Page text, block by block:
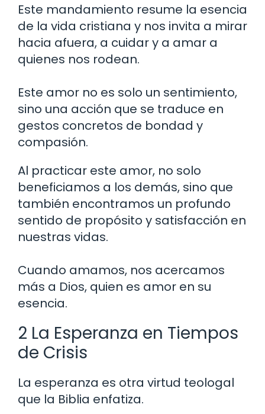
Este mandamiento resume la esencia
de la vida cristiana y nos invita a mirar
hacia afuera, a cuidar y a amar a
quienes nos rodean.
Este amor no es solo un sentimiento,
sino una acción que se traduce en
gestos concretos de bondad y
compasión.
Al practicar este amor, no solo
beneficiamos a los demás, sino que
también encontramos un profundo
sentido de propósito y satisfacción en
nuestras vidas.
Cuando amamos, nos acercamos
más a Dios, quien es amor en su
esencia.
2 La Esperanza en Tiempos
de Crisis
La esperanza es otra virtud teologal
que la Biblia enfatiza.